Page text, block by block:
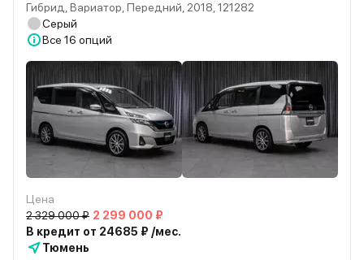
Гибрид, Вариатор, Передний, 2018, 121282
Серый
Все 16 опций
Цена
2 329 000 ₽ 2 299 000 ₽
В кредит от 24685 ₽ /мес.
Тюмень